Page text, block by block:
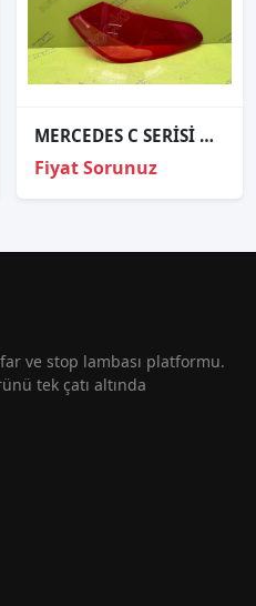
MERCEDES C SERİSİ W206 SAĞ STOP CAMI SIFIR
Fiyat Sorunuz
ve stop lambası platformu.
tek çatı altında